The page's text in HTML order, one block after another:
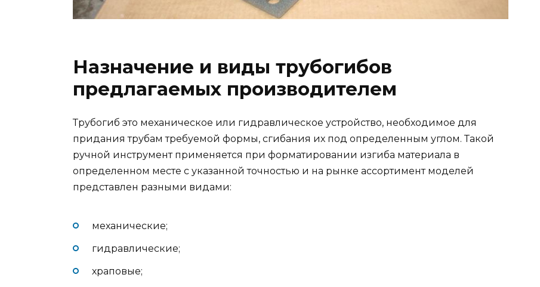
Назначение и виды трубогибов
предлагаемых производителем
Трубогиб это механическое или гидравлическое устройство, необходимое для
придания трубам требуемой формы, сгибания их под определенным углом. Такой
ручной инструмент применяется при форматировании изгиба материала в
определенном месте с указанной точностью и на рынке ассортимент моделей
представлен разными видами:
механические;
гидравлические;
храповые;